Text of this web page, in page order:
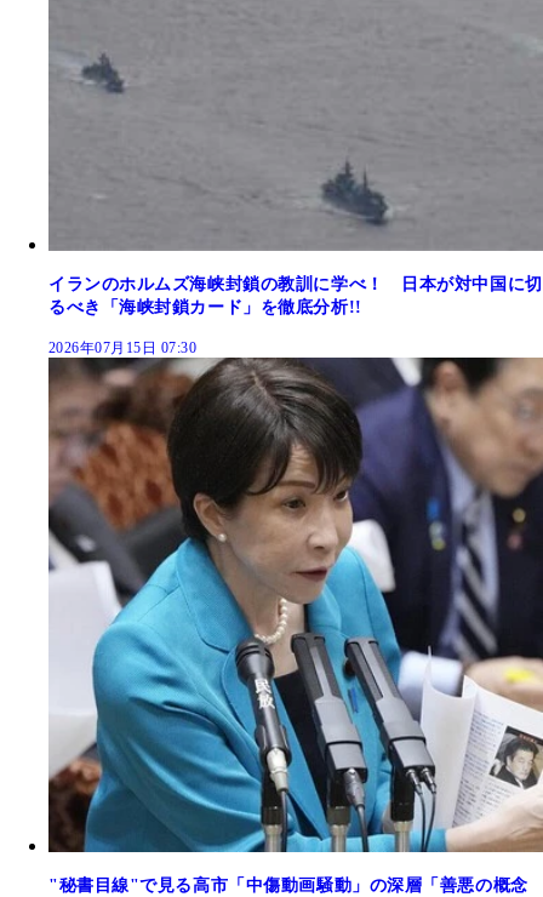
イランのホルムズ海峡封鎖の教訓に学べ！ 日本が対中国に切
るべき「海峡封鎖カード」を徹底分析!!
2026年07月15日 07:30
"秘書目線"で見る高市「中傷動画騒動」の深層「善悪の概念